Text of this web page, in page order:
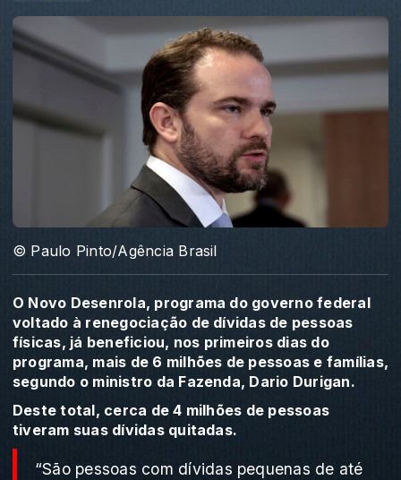
© Paulo Pinto/Agência Brasil
O Novo Desenrola, programa do governo federal
voltado à renegociação de dívidas de pessoas
físicas, já beneficiou, nos primeiros dias do
programa, mais de 6 milhões de pessoas e famílias,
segundo o ministro da Fazenda, Dario Durigan.
Deste total, cerca de 4 milhões de pessoas
tiveram suas dívidas quitadas.
“São pessoas com dívidas pequenas de até